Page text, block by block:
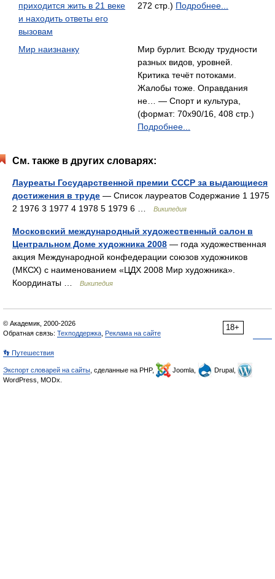
приходится жить в 21 веке
и находить ответы его
вызовам
272 стр.) Подробнее...
Мир наизнанку
Мир бурлит. Всюду трудности
разных видов, уровней.
Критика течёт потоками.
Жалобы тоже. Оправдания
не… — Спорт и культура,
(формат: 70x90/16, 408 стр.)
Подробнее...
См. также в других словарях:
Лауреаты Государственной премии СССР за выдающиеся
достижения в труде — Список лауреатов Содержание 1 1975
2 1976 3 1977 4 1978 5 1979 6 …
Википедия
Московский международный художественный салон в
Центральном Доме художника 2008 — года художественная
акция Международной конфедерации союзов художников
(МКСХ) с наименованием «ЦДХ 2008 Мир художника».
Координаты …
Википедия
18+
© Академик, 2000-2026
Обратная связь: Техподдержка Реклама на сайте
👣 Путешествия
Экспорт словарей на сайты , сделанные на PHP, Joomla,
Drupal,
WordPress, MODx.